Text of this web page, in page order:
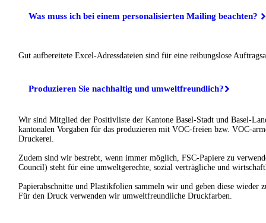
Was muss ich bei einem personalisierten Mailing beachten?
Gut aufbereitete Excel-Adressdateien sind für eine reibungslose
Produzieren Sie nachhaltig und umweltfreundlich?
Wir sind Mitglied der Positivliste der Kantone Basel-Stadt und Basel-
kantonalen Vorgaben für das produzieren mit VOC-freien bzw. VOC-
Druckerei.
Zudem sind wir bestrebt, wenn immer möglich, FSC-Papiere zu
Council) steht für eine umweltgerechte, sozial verträgliche und
Papierabschnitte und Plastikfolien sammeln wir und geben diese wieder
Für den Druck verwenden wir umweltfreundliche Druckfarben.